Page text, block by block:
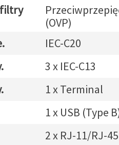
filtry
(OVP)
IEC-C20
3 x IEC-C13
1 x Terminal
1 x USB (Type
2 x RJ-11/RJ-45